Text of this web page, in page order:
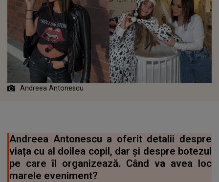
Andreea Antonescu
Andreea Antonescu a oferit detalii despre
viața cu al doilea copil, dar și despre botezul
pe care îl organizează. Când va avea loc
marele eveniment?